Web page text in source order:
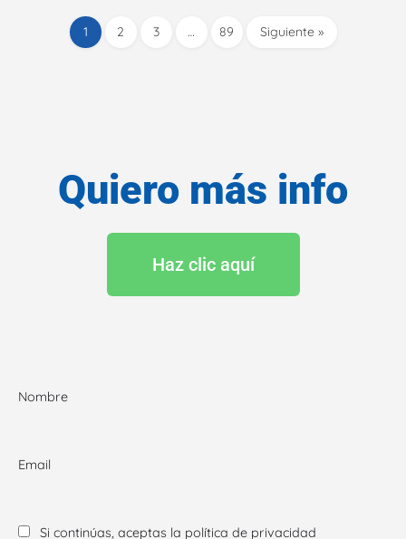
1 2 3 … 89 Siguiente »
Quiero más info
Haz clic aquí
Nombre
Email
Si continúas, aceptas la política de privacidad